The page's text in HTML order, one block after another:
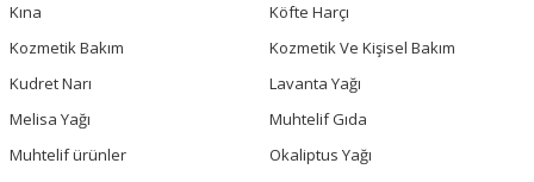
Kına
Köfte Harçı
Kozmetik Bakım
Kozmetik Ve Kişisel Bakım
Kudret Narı
Lavanta Yağı
Melisa Yağı
Muhtelif Gıda
Muhtelif ürünler
Okaliptus Yağı